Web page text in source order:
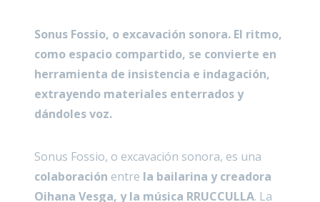
Sonus Fossio, o excavación sonora. El ritmo,
como espacio compartido, se convierte en
herramienta de insistencia e indagación,
extrayendo materiales enterrados y
dándoles voz.
Sonus Fossio, o excavación sonora, es una
colaboración entre la bailarina y creadora
Oihana Vesga, y la música RRUCCULLA. La